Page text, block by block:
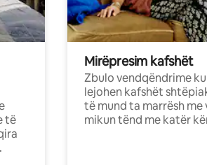
të
Mirëpresim kafshët
Zbulo vendqëndrime ku
lejohen kafshët
të mund ta marrësh me
mikun tënd me katër